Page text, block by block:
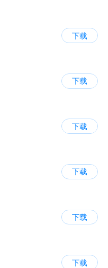
下载
下载
下载
下载
下载
下载